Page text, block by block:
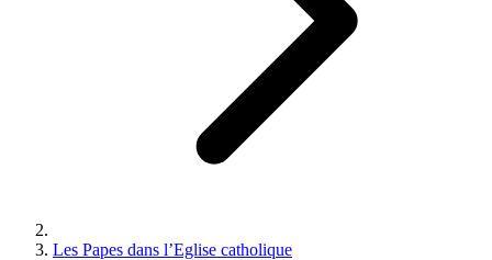
Les Papes dans l’Eglise catholique